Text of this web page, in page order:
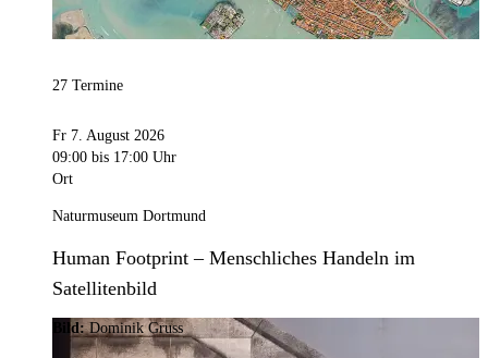
27 Termine
Fr 7. August 2026
09:00 bis 17:00 Uhr
Ort
Naturmuseum Dortmund
Human Footprint – Menschliches Handeln im
Satellitenbild
Bild:Dominik Gruss